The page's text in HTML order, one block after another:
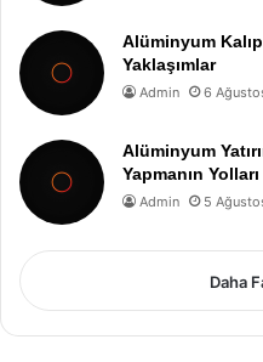
Alüminyum
Yaklaşımlar
Admin 6
Alüminyum
Yapmanın Yolları
Admin 5
Daha